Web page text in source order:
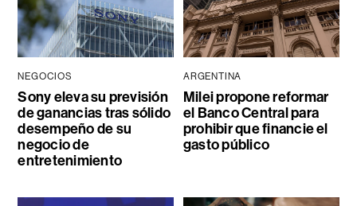
NEGOCIOS
Sony eleva su previsión
de ganancias tras sólido
desempeño de su
negocio de
entretenimiento
ARGENTINA
Milei propone reformar
el Banco Central para
prohibir que financie el
gasto público